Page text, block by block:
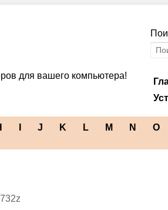
для вашего компьютера!
J K L M N O